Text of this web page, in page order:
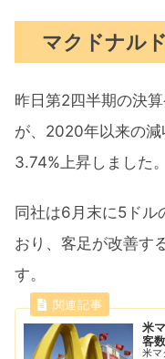
マクドナル
昨日第2四半期の決
が、2020年以来の
3.74%上昇しました。
同社は6月末に5ドル
おり、客足が改善す
す。
米
客
米マ